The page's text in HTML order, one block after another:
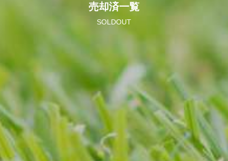
売却済一覧
SOLDOUT